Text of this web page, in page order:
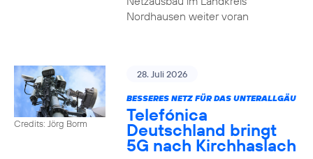
Nordhausen weiter voran
Credits: Jörg Borm
28. Juli 2026
BESSERES NETZ FÜR DAS UNTERALLGÄU
Telefónica
Deutschland bringt
5G nach Kirchhaslach